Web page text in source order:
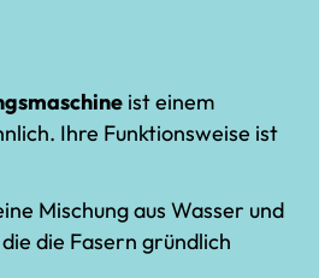
ist einem
Ihre Funktionsweise ist
Mischung aus Wasser und
die Fasern gründlich